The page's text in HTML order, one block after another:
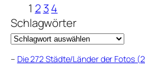
1 2 34
Schlagwörter
– Die 272 Städte/Länder der Fotos